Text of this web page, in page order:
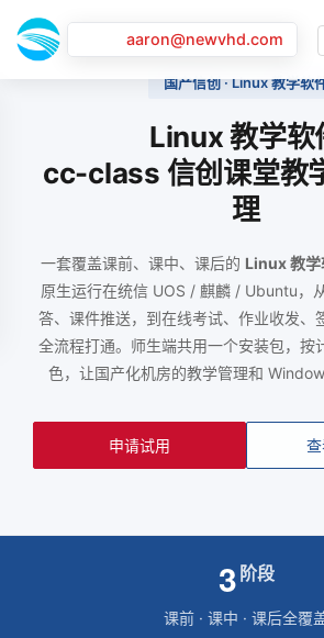
aaron@newvhd.com
国产信创 · Linux 教学软
Linux 教学软
cc-class 信创课堂教
理
一套覆盖课前、课中、课后的 Linux 教学
原生运行在统信 UOS / 麒麟 / Ubuntu，
答、课件推送，到在线考试、作业收发、
全流程打通。师生端共用一个安装包，按
色，让国产化机房的教学管理和
申请试用
3阶段
课前 · 课中 · 课后全覆